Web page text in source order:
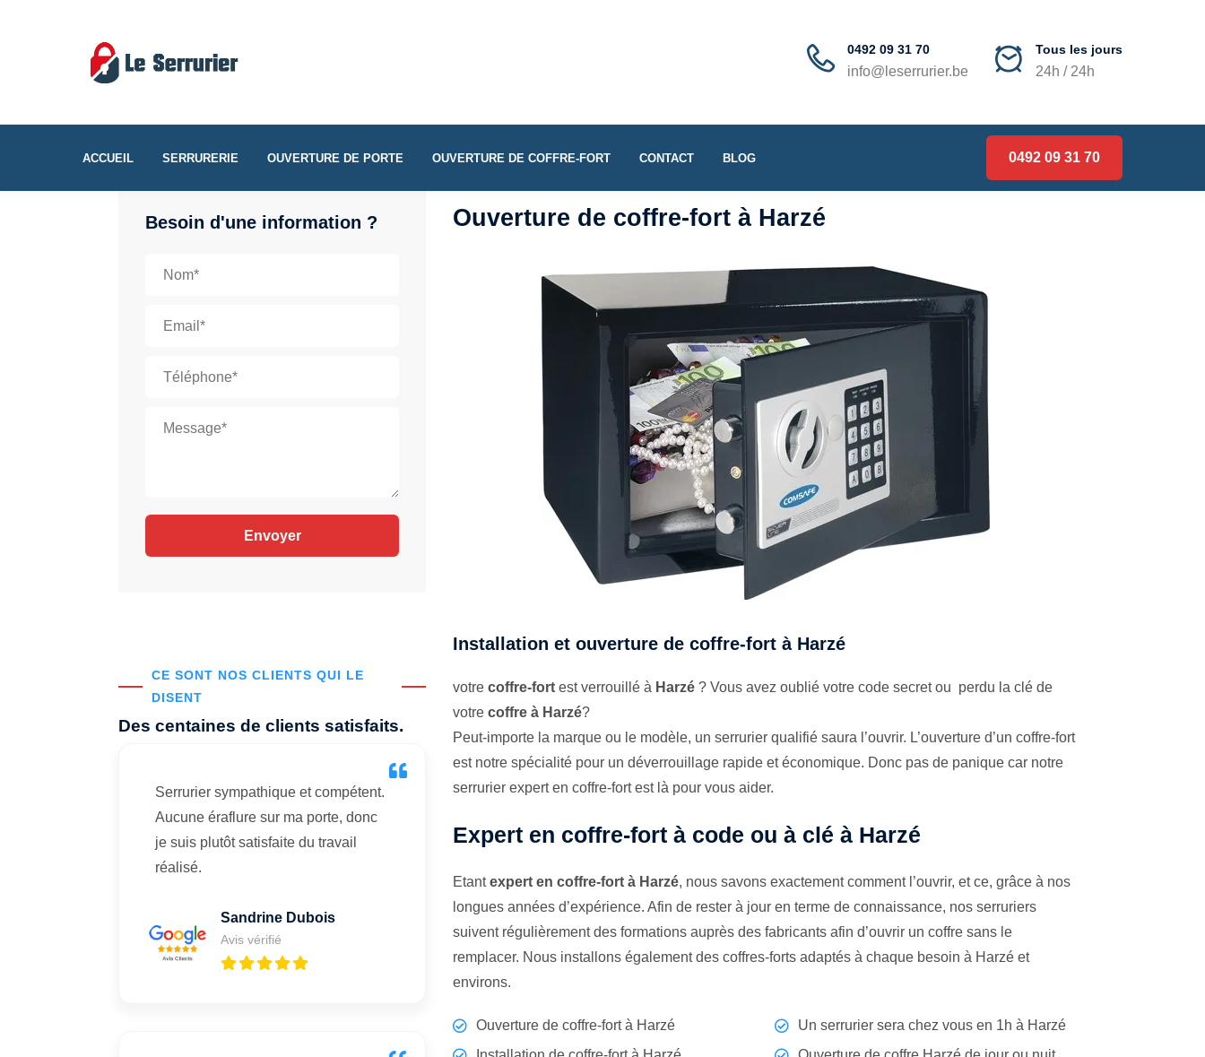
0492 09 31 70
info@leserrurier.be
Tous les jours
24h / 24h
ACCUEIL SERRURERIE OUVERTURE DE PORTE OUVERTURE DE COFFRE-FORT CONTACT BLOG 0492 09 31 70
Besoin d'une information ?
CE SONT NOS CLIENTS QUI LE
DISENT
Des centaines de clients satisfaits.
Serrurier sympathique et compétent.
Aucune éraflure sur ma porte, donc
je suis plutôt satisfaite du travail
réalisé.
Sandrine Dubois
Avis vérifié
Ouverture de coffre-fort à Harzé
Installation et ouverture de coffre-fort à Harzé
votrecoffre-fort est verrouillé à Harzé ? Vous avez oublié votre code secret ou perdu la clé de
votrecoffre à Harzé?
Peut-importe la marque ou le modèle, un serrurier qualifié saura l’ouvrir. L’ouverture d’un coffre-fort
est notre spécialité pour un déverrouillage rapide et économique. Donc pas de panique car notre
serrurier expert en coffre-fort est là pour vous aider.
Expert en coffre-fort à code ou à clé à Harzé
Etantexpert en coffre-fort à Harzé, nous savons exactement comment l’ouvrir, et ce, grâce à nos
longues années d’expérience. Afin de rester à jour en terme de connaissance, nos serruriers
suivent régulièrement des formations auprès des fabricants afin d’ouvrir un coffre sans le
remplacer. Nous installons également des coffres-forts adaptés à chaque besoin à Harzé et
environs.
Ouverture de coffre-fort à Harzé
Un serrurier sera chez vous en 1h à Harzé